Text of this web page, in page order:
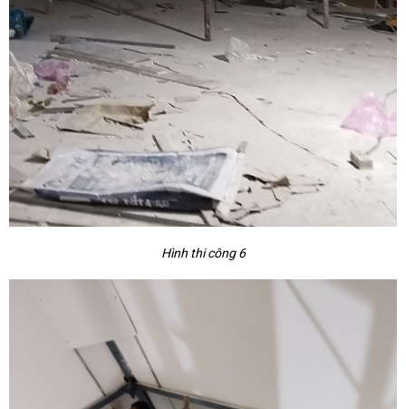
Hình thi công 6